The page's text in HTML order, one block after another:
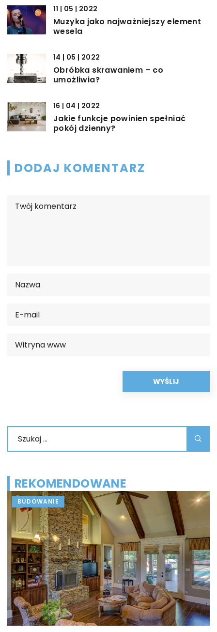
11 | 05 | 2022
Muzyka jako najważniejszy element
wesela
14 | 05 | 2022
Obróbka skrawaniem – co
umożliwia?
16 | 04 | 2022
Jakie funkcje powinien spełniać
pokój dzienny?
DODAJ KOMENTARZ
REKOMENDOWANE
BUDOWANIE